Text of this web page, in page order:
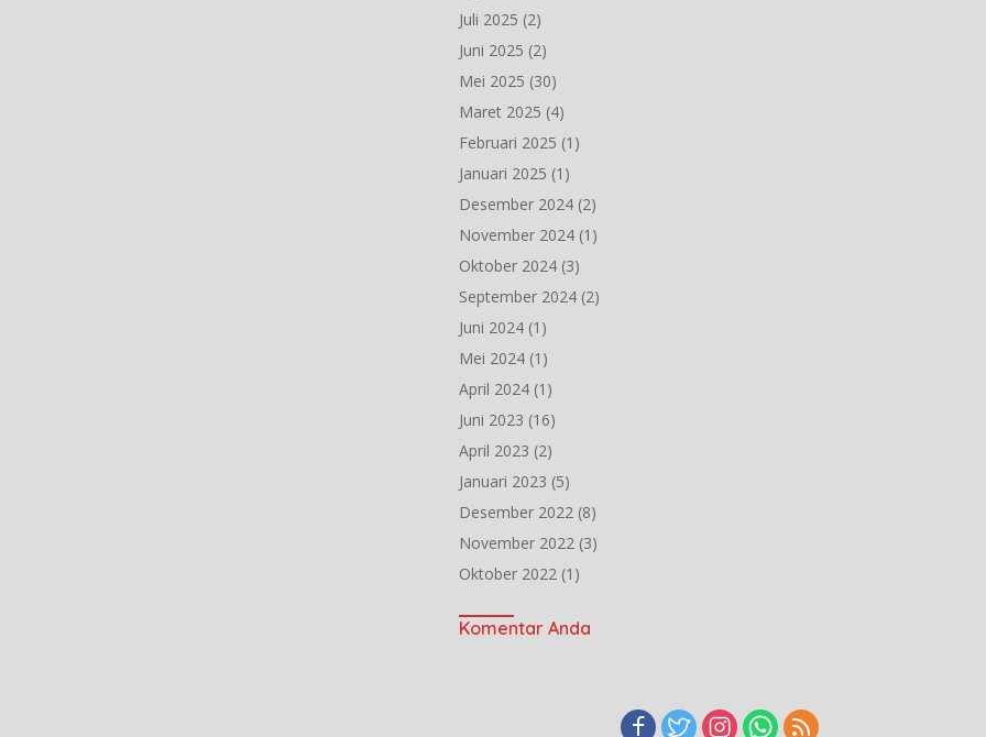
Juli 2025 (2)
Juni 2025 (2)
Mei 2025 (30)
Maret 2025 (4)
Februari 2025 (1)
Januari 2025 (1)
Desember 2024 (2)
November 2024 (1)
Oktober 2024 (3)
September 2024 (2)
Juni 2024 (1)
Mei 2024 (1)
April 2024 (1)
Juni 2023 (16)
April 2023 (2)
Januari 2023 (5)
Desember 2022 (8)
November 2022 (3)
Oktober 2022 (1)
Komentar Anda